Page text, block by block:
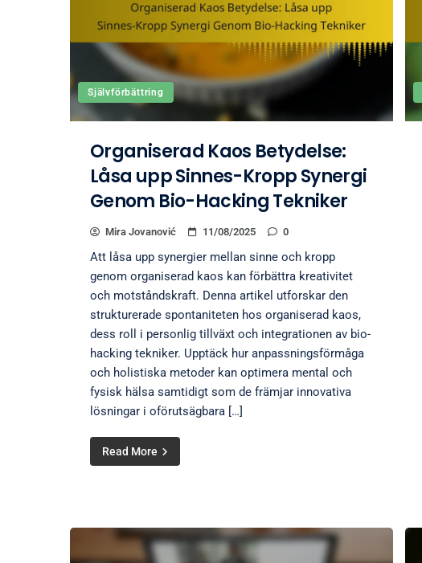
Självförbättring
Organiserad Kaos Betydelse:
Låsa upp Sinnes-Kropp Synergi
Genom Bio-Hacking Tekniker
Mira Jovanović 11/08/2025 0
Att låsa upp synergier mellan sinne och kropp
genom organiserad kaos kan förbättra kreativitet
och motståndskraft. Denna artikel utforskar den
strukturerade spontaniteten hos organiserad kaos,
dess roll i personlig tillväxt och integrationen av bio-
hacking tekniker. Upptäck hur anpassningsförmåga
och holistiska metoder kan optimera mental och
fysisk hälsa samtidigt som de främjar innovativa
lösningar i oförutsägbara […]
Read More